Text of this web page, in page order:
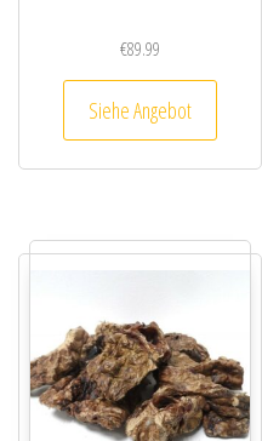
€89.99
Siehe Angebot